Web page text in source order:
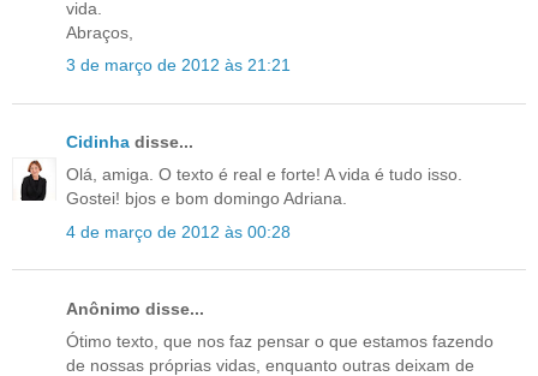
vida.
Abraços,
3 de março de 2012 às 21:21
Cidinha disse...
Olá, amiga. O texto é real e forte! A vida é tudo isso.
Gostei! bjos e bom domingo Adriana.
4 de março de 2012 às 00:28
Anônimo disse...
Ótimo texto, que nos faz pensar o que estamos fazendo
de nossas próprias vidas, enquanto outras deixam de